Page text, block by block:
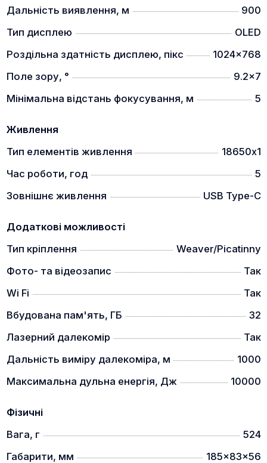
ЕРГОНОМІЧНИЙ ДИЗАЙН
однією рукою.
ВИТРИМУЄ ВЕЛИКУ ВІДДАЧУ
Прилади витримують дульну енергію зброї до
10000 Джоулів.
МОДУЛЬ WiFi ДЛЯ ПЕРЕДАЧІ ДАНИХ.
Можливість передавати потокове відео на
смартфон чи планшет за допомогою застосунку.
Дальність виявлення, м
900
Тип дисплею
OLED
Роздільна здатність дисплею, пікс
1024x768
Поле зору, °
9.2x7
Мінімальна відстань фокусування, м
5
Живлення
Тип елементів живлення
18650х1
Час роботи, год
5
Зовнішнє живлення
USB Type-C
Додаткові можливості
Тип кріплення
Weaver/Picatinny
Фото- та відеозапис
Так
Wi Fi
Так
Вбудована пам'ять, ГБ
32
Лазерний далекомір
Так
Дальність виміру далекоміра, м
1000
Максимальна дульна енергія, Дж
10000
Фізичні
Вага, г
524
Габарити, мм
185x83x56